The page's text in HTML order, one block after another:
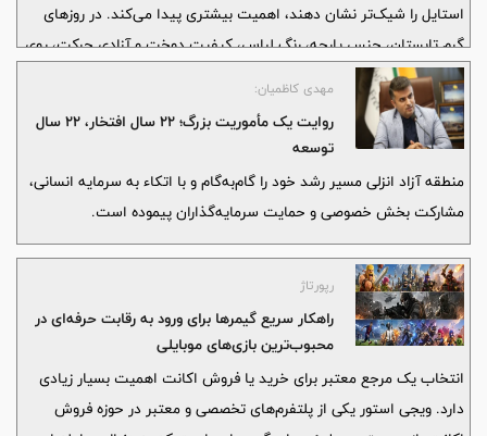
استایل را شیک‌تر نشان دهند، اهمیت بیشتری پیدا می‌کند. در روزهای
گرم تابستان، جنس پارچه، رنگ لباس، کیفیت دوخت و آزادی حرکت، روی
راحتی و ظاهر نهایی استایل تأثیر مستقیم دارد. خانه شلوار با ارائه
کالکشن تابستانه زنانه، مجموعه‌ای از لباس‌های خوش‌دوخت و قابل ست
شدن را در اختیار مشتریان قرار داده است.
مهدی کاظمیان:
روایت یک مأموریت بزرگ؛ ۲۲ سال افتخار، ۲۲ سال
توسعه
منطقه آزاد انزلی مسیر رشد خود را گام‌به‌گام و با اتکاء به سرمایه انسانی،
مشارکت بخش خصوصی و حمایت سرمایه‌گذاران پیموده است.
رپورتاژ
راهکار سریع گیمرها برای ورود به رقابت حرفه‌ای در
محبوب‌ترین بازی‌های موبایلی
انتخاب یک مرجع معتبر برای خرید یا فروش اکانت اهمیت بسیار زیادی
دارد. ویجی استور یکی از پلتفرم‌های تخصصی و معتبر در حوزه فروش